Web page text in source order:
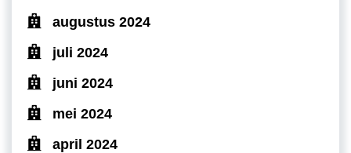
augustus 2024
juli 2024
juni 2024
mei 2024
april 2024